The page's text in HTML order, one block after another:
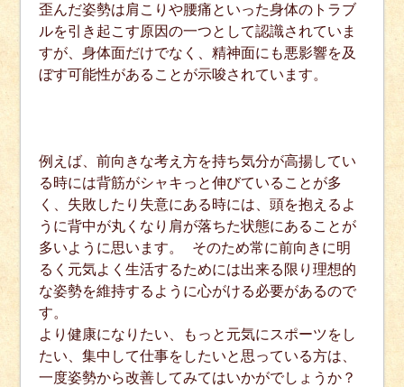
歪んだ姿勢は肩こりや腰痛といった身体のトラブ
ルを引き起こす原因の一つとして認識されていま
すが、身体面だけでなく、精神面にも悪影響を及
ぼす可能性があることが示唆されています。
例えば、前向きな考え方を持ち気分が高揚してい
る時には背筋がシャキっと伸びていることが多
く、失敗したり失意にある時には、頭を抱えるよ
うに背中が丸くなり肩が落ちた状態にあることが
多いように思います。 そのため常に前向きに明
るく元気よく生活するためには出来る限り理想的
な姿勢を維持するように心がける必要があるので
す。
より健康になりたい、もっと元気にスポーツをし
たい、集中して仕事をしたいと思っている方は、
一度姿勢から改善してみてはいかがでしょうか？